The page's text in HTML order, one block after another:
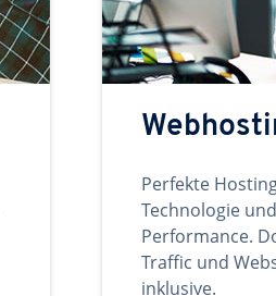
Perfekte
Technologie
Performance.
Traffic und
inklusive.